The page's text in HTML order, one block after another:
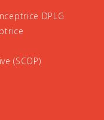
DPLG
(SCOP)